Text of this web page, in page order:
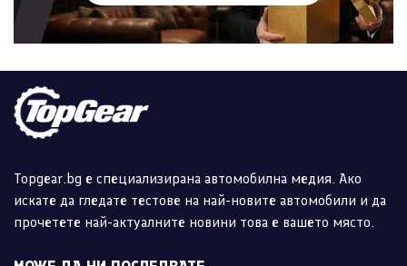
Topgear.bg е специализирана автомобилна медия. Ако
искате да гледате тестове на най-новите автомобили и да
прочетете най-актуалните новини това е вашето място.